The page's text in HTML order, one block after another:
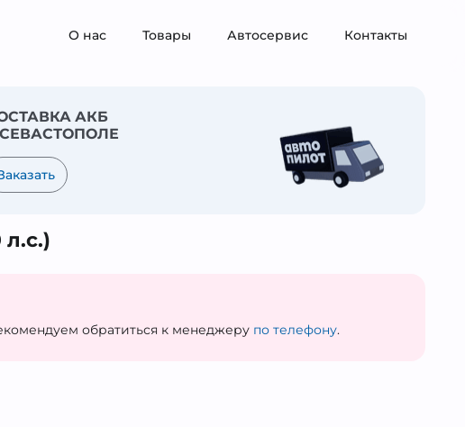
О нас Товары Автосервис Контакты
АКБ
обратиться к менеджеру по телефону.